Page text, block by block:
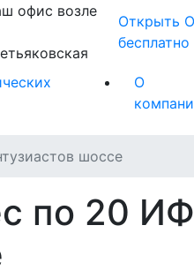
офис возле
Открыть
бесплатно
О
шоссе
по 20